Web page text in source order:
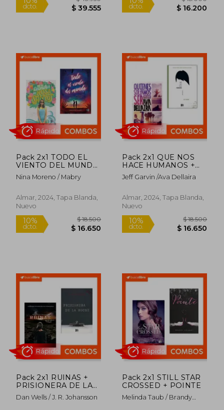
10%
dcto.
Rápido
10%
dcto.
Rápido
Pack 2x1 TODO EL
VIENTO DEL MUNDO
+ NO TE ENAMORES
DE ROSA SANTOS
Nina Moreno / Mabry
Almar, 2024, Tapa Blanda,
Nuevo
Rápido
Pack 2x1 QUE NOS
HACE HUMANOS +
QUIENES SOLIAMOS
SER
Jeff Garvin /Ava Dellaira
Almar, 2024, Tapa Blanda,
Nuevo
Rápido
Pack 2x1 RUINAS +
PRISIONERA DE LA
NOCHE
Dan Wells / J. R. Johansson
Pack 2x1 STILL STAR
CROSSED + POINTE
Melinda Taub / Brandy